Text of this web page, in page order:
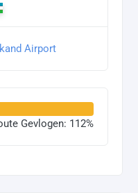
Airport
Gevlogen: 112%